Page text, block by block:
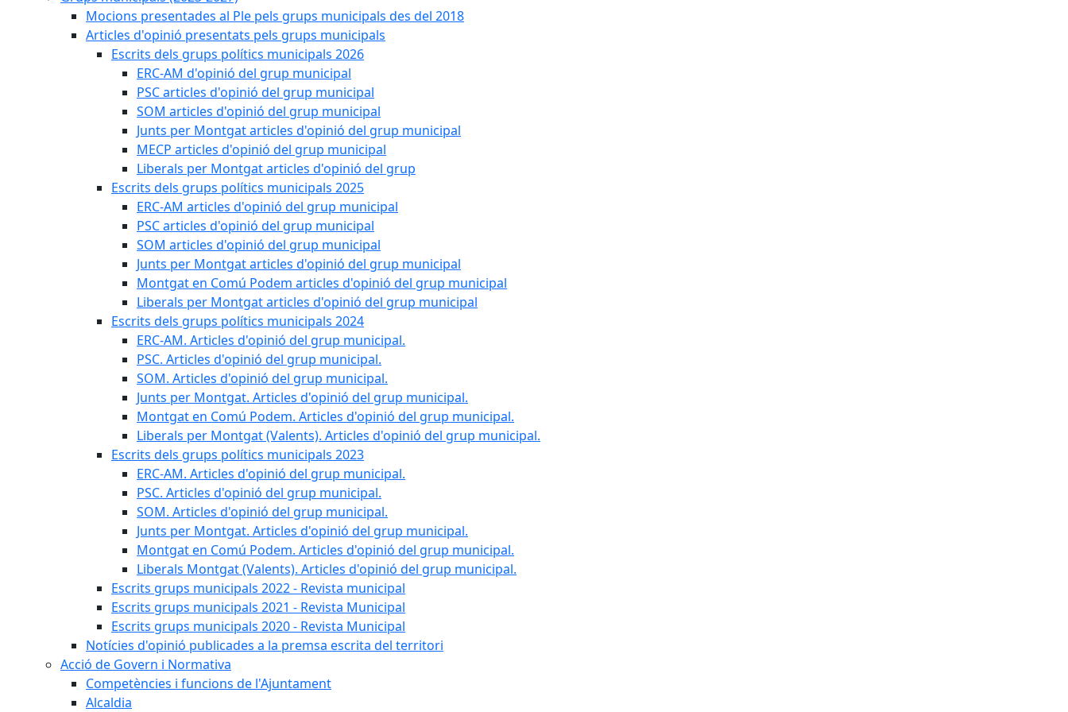
Mocions presentades al Ple pels grups municipals des del 2018
Articles d'opinió presentats pels grups municipals
Escrits dels grups polítics municipals 2026
ERC-AM d'opinió del grup municipal
PSC articles d'opinió del grup municipal
SOM articles d'opinió del grup municipal
Junts per Montgat articles d'opinió del grup municipal
MECP articles d'opinió del grup municipal
Liberals per Montgat articles d'opinió del grup
Escrits dels grups polítics municipals 2025
ERC-AM articles d'opinió del grup municipal
PSC articles d'opinió del grup municipal
SOM articles d'opinió del grup municipal
Junts per Montgat articles d'opinió del grup municipal
Montgat en Comú Podem articles d'opinió del grup municipal
Liberals per Montgat articles d'opinió del grup municipal
Escrits dels grups polítics municipals 2024
ERC-AM. Articles d'opinió del grup municipal.
PSC. Articles d'opinió del grup municipal.
SOM. Articles d'opinió del grup municipal.
Junts per Montgat. Articles d'opinió del grup municipal.
Montgat en Comú Podem. Articles d'opinió del grup municipal.
Liberals per Montgat (Valents). Articles d'opinió del grup municipal.
Escrits dels grups polítics municipals 2023
ERC-AM. Articles d'opinió del grup municipal.
PSC. Articles d'opinió del grup municipal.
SOM. Articles d'opinió del grup municipal.
Junts per Montgat. Articles d'opinió del grup municipal.
Montgat en Comú Podem. Articles d'opinió del grup municipal.
Liberals Montgat (Valents). Articles d'opinió del grup municipal.
Escrits grups municipals 2022 - Revista municipal
Escrits grups municipals 2021 - Revista Municipal
Escrits grups municipals 2020 - Revista Municipal
Notícies d'opinió publicades a la premsa escrita del territori
Acció de Govern i Normativa
Competències i funcions de l'Ajuntament
Alcaldia